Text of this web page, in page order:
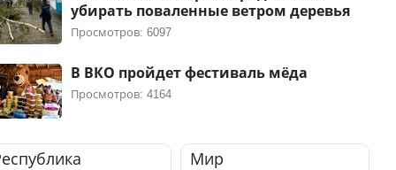
убирать поваленные ветром деревья
Просмотров: 6097
В ВКО пройдет фестиваль мёда
Просмотров: 4164
Мир